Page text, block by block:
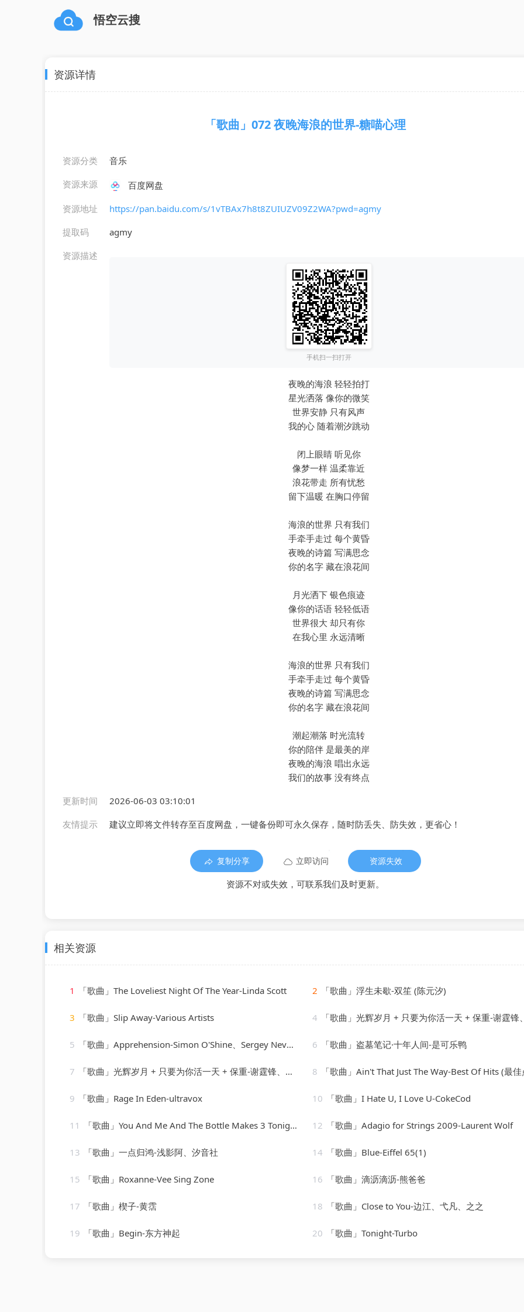
悟空云搜
资源详情
「歌曲」072 夜晚海浪的世界-糖喵心理
资源分类
音乐
资源来源
百度网盘
资源地址
https://pan.baidu.com/s/1vTBAx7h8t8ZUIUZV09Z2WA?pwd=agmy
提取码
agmy
资源描述
手机扫一扫打开
夜晚的海浪 轻轻拍打
星光洒落 像你的微笑
世界安静 只有风声
我的心 随着潮汐跳动
闭上眼睛 听见你
像梦一样 温柔靠近
浪花带走 所有忧愁
留下温暖 在胸口停留
海浪的世界 只有我们
手牵手走过 每个黄昏
夜晚的诗篇 写满思念
你的名字 藏在浪花间
月光洒下 银色痕迹
像你的话语 轻轻低语
世界很大 却只有你
在我心里 永远清晰
海浪的世界 只有我们
手牵手走过 每个黄昏
夜晚的诗篇 写满思念
你的名字 藏在浪花间
潮起潮落 时光流转
你的陪伴 是最美的岸
夜晚的海浪 唱出永远
我们的故事 没有终点
更新时间
2026-06-03 03:10:01
友情提示
建议立即将文件转存至百度网盘，一键备份即可永久保存，随时防丢失、防失效，更省心！
复制分享 立即访问 资源失效
资源不对或失效，可联系我们及时更新。
相关资源
1 「歌曲」The Loveliest Night Of The Year-Linda Scott 2 「歌曲」浮生未歇-双笙 (陈元汐)
3 「歌曲」Slip Away-Various Artists 4 「歌曲」光辉岁月 + 只要为你活一天 + 保重-谢霆锋、朱一
5 「歌曲」Apprehension-Simon O'Shine、Sergey Nevone 6 「歌曲」盗墓笔记·十年人间-是可乐鸭
7 「歌曲」光辉岁月 + 只要为你活一天 + 保重-谢霆锋、朱一龙 8 「歌曲」Ain't That Just The Way-Best Of Hits (最佳点击
9 「歌曲」Rage In Eden-ultravox 10 「歌曲」I Hate U, I Love U-CokeCod
11 「歌曲」You And Me And The Bottle Makes 3 Tonight (Baby) [made popular by Big Bad Voodoo Daddy] [vocal version] 12 「歌曲」Adagio for Strings 2009-Laurent Wolf
13 「歌曲」一点归鸿-浅影阿、汐音社 14 「歌曲」Blue-Eiffel 65(1)
15 「歌曲」Roxanne-Vee Sing Zone 16 「歌曲」滴沥滴沥-熊爸爸
17 「歌曲」楔子-黄霑 18 「歌曲」Close to You-边江、弋凡、之之
19 「歌曲」Begin-东方神起 20 「歌曲」Tonight-Turbo